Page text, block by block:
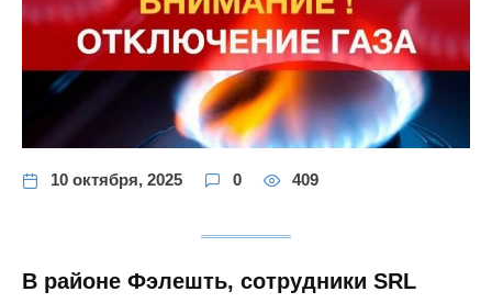
10 октября, 2025 0 409
В районе Фэлешть, сотрудники SRL